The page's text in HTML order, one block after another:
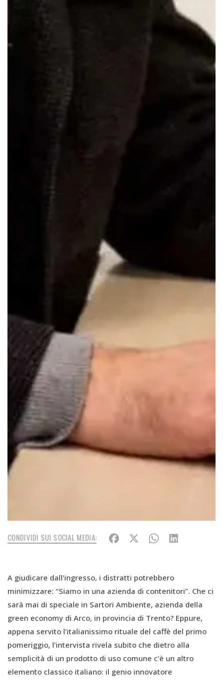
CONDIVIDI SUI SOCIAL MEDIA:
A giudicare dall’ingresso, i distratti potrebbero
minimizzare: “Siamo in una azienda di contenitori”. Che ci
sarà mai di speciale in Sartori Ambiente, azienda della
green economy di Arco, in provincia di Trento? Eppure,
appena servito l’italianissimo rituale del caffè del primo
pomeriggio, l’intervista rivela subito che dietro alla
semplicità di un prodotto di uso comune c’è un altro
elemento classico italiano: il genio innovatore